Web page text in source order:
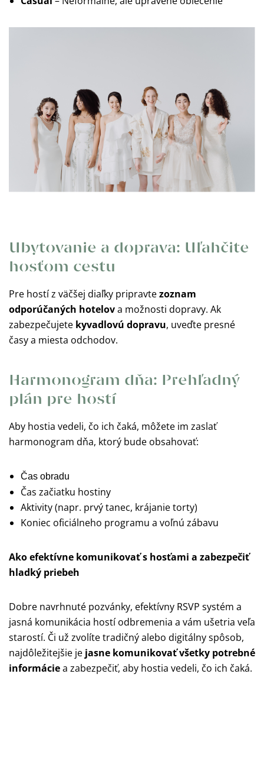
Ubytovanie a doprava: Uľahčite
hosťom cestu
Pre hostí z väčšej diaľky pripravtezoznam
odporúčaných hotelova možnosti dopravy. Ak
zabezpečujete kyvadlovú dopravu, uveďte presné
časy a miesta odchodov.
Harmonogram dňa: Prehľadný
plán pre hostí
Aby hostia vedeli, čo ich čaká, môžete im zaslať
harmonogram dňa, ktorý bude obsahovať:
Čas obradu
Čas začiatku hostiny
Aktivity (napr. prvý tanec, krájanie torty)
Koniec oficiálneho programu a voľnú zábavu
Ako efektívne komunikovať s hosťami a zabezpečiť
hladký priebeh
Dobre navrhnuté pozvánky, efektívny RSVP systém a
jasná komunikácia hostí odbremenia a vám ušetria veľa
starostí. Či už zvolíte tradičný alebo digitálny spôsob,
najdôležitejšie je jasne komunikovať všetky potrebné
informáciea zabezpečiť, aby hostia vedeli, čo ich čaká.